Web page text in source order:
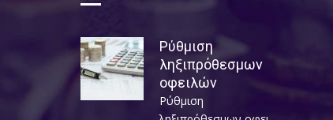
Ρύθμιση
ληξιπρόθεσμων
οφειλών
Ρύθμιση